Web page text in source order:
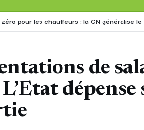
les chauffeurs : la GN généralise le
de
dépense